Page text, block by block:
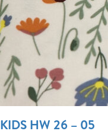
KIDS HW 26 – 05